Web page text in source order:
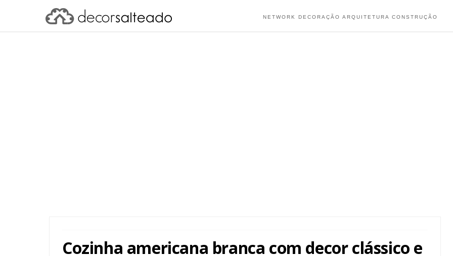
NETWORK DECORAÇÃO ARQUITETURA CONSTRUÇÃO
Cozinha americana branca com decor clássico e